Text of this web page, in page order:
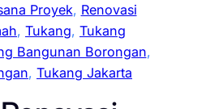
Proyek, Renovasi
, Tukang, Tukang
Bangunan Borongan
, Tukang Jakarta